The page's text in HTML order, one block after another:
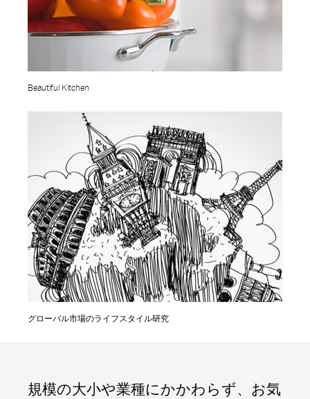
Beautiful Kitchen
グローバル市場のライフスタイル研究
規模の大小や業種にかかわらず、お気